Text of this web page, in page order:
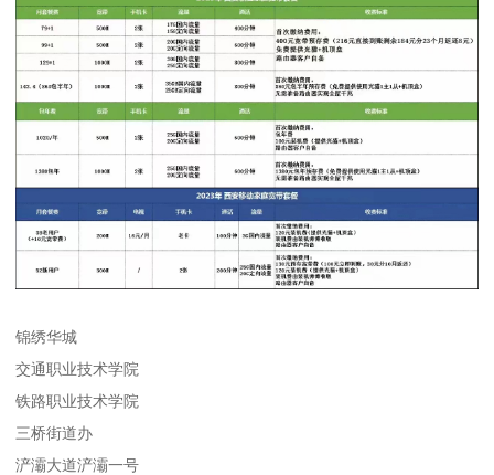
锦绣华城
交通职业技术学院
铁路职业技术学院
三桥街道办
浐灞大道浐灞一号